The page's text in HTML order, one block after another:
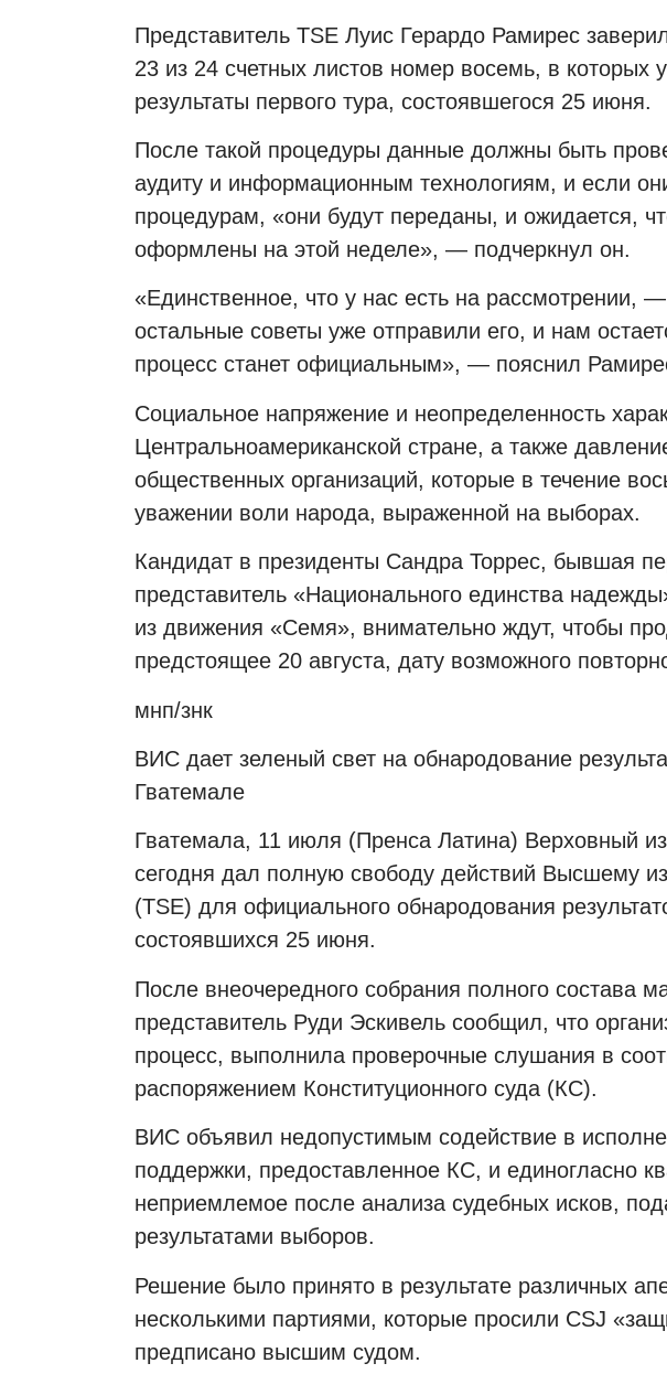
Представитель TSE Луис Герардо Рамирес
23 из 24 счетных листов номер восемь, в которых
результаты первого тура, состоявшегося 25 июня.
После такой процедуры данные должны быть
аудиту и информационным технологиям, и если
процедурам, «они будут переданы, и ожидается,
оформлены на этой неделе», — подчеркнул он.
«Единственное, что у нас есть на рассмотрении, —
остальные советы уже отправили его, и нам
процесс станет официальным», — пояснил
Социальное напряжение и неопределенность
Центральноамериканской стране, а также
общественных организаций, которые в течение
уважении воли народа, выраженной на выборах.
Кандидат в президенты Сандра Торрес, бывшая
представитель «Национального единства
из движения «Семя», внимательно ждут, чтобы
предстоящее 20 августа, дату возможного
мнп/знк
ВИС дает зеленый свет на обнародование
Гватемале
Гватемала, 11 июля (Пренса Латина) Верховный
сегодня дал полную свободу действий Высшему
(TSE) для официального обнародования
состоявшихся 25 июня.
После внеочередного собрания полного состава
представитель Руди Эскивель сообщил, что
процесс, выполнила проверочные слушания в
распоряжением Конституционного суда (КС).
ВИС объявил недопустимым содействие в
поддержки, предоставленное КС, и единогласно
неприемлемое после анализа судебных исков,
результатами выборов.
Решение было принято в результате различных
несколькими партиями, которые просили CSJ
предписано высшим судом.